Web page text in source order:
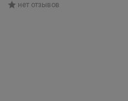
нет отзывов